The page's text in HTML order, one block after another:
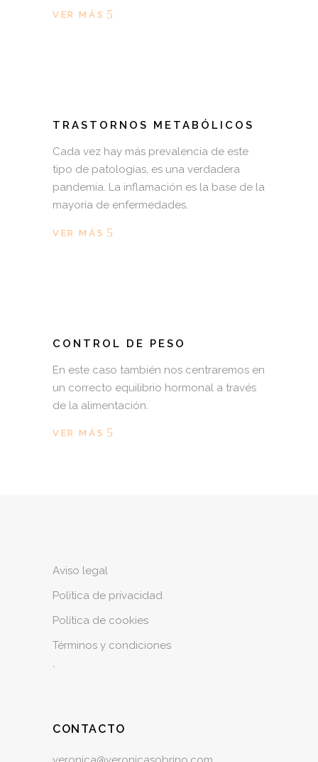
VER MÁS
TRASTORNOS METABÓLICOS
Cada vez hay más prevalencia de este
tipo de patologías, es una verdadera
pandemia. La inflamación es la base de la
mayoría de enfermedades.
VER MÁS
CONTROL DE PESO
En este caso también nos centraremos en
un correcto equilibrio hormonal a través
de la alimentación.
VER MÁS
Aviso legal
Política de privacidad
Política de cookies
Términos y condiciones
´
CONTACTO